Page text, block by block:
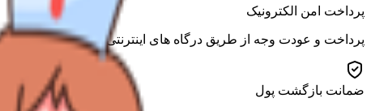
پرداخت امن الکترونیک
پرداخت و عودت وجه از طریق درگاه های اینترنتی بانکی وابسته به
ضمانت بازگشت پول